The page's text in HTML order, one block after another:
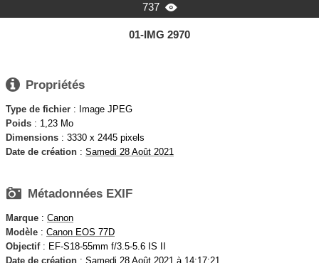
737 
01-IMG 2970
 Propriétés
Type de fichier : Image JPEG
Poids : 1,23 Mo
Dimensions : 3330 x 2445 pixels
Date de création : Samedi 28 Août 2021
 Métadonnées EXIF
Marque : Canon
Modèle : Canon EOS 77D
Objectif: EF-S18-55mm f/3.5-5.6 IS II
Date de création : Samedi 28 Août 2021 à 14:17:21